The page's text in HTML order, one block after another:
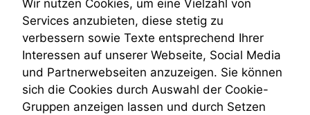
Venezuela
VRK
Wiederherstellungsanordnung
Zivilprozessordnung
ZPO
Zustellfiktion
Zuständigkeit
Wir nutzen Cookies, um eine Vielzahl von
Services anzubieten, diese stetig zu
verbessern sowie Texte entsprechend Ihrer
Interessen auf unserer Webseite, Social Media
und Partnerwebseiten anzuzeigen. Sie können
sich die Cookies durch Auswahl der Cookie-
Gruppen anzeigen lassen und durch Setzen